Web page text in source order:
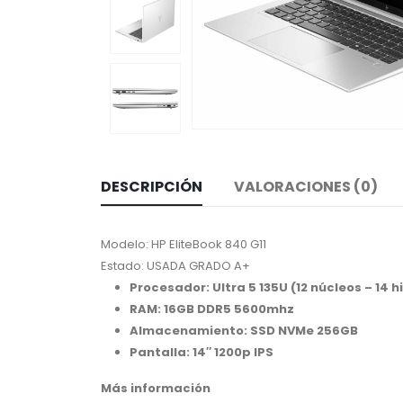
DESCRIPCIÓN VALORACIONES (0)
Modelo: HP EliteBook 840 G11
Estado: USADA GRADO A+
Procesador: Ultra 5 135U (12 núcleos – 14
RAM: 16GB DDR5 5600mhz
Almacenamiento: SSD NVMe 256GB
Pantalla: 14″ 1200p IPS
Más información